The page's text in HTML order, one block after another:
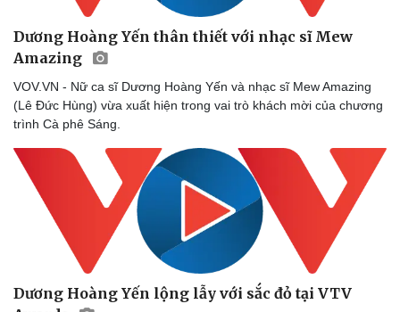
Dương Hoàng Yến thân thiết với nhạc sĩ Mew
Amazing
VOV.VN - Nữ ca sĩ Dương Hoàng Yến và nhạc sĩ Mew Amazing
(Lê Đức Hùng) vừa xuất hiện trong vai trò khách mời của chương
trình Cà phê Sáng.
Dương Hoàng Yến lộng lẫy với sắc đỏ tại VTV